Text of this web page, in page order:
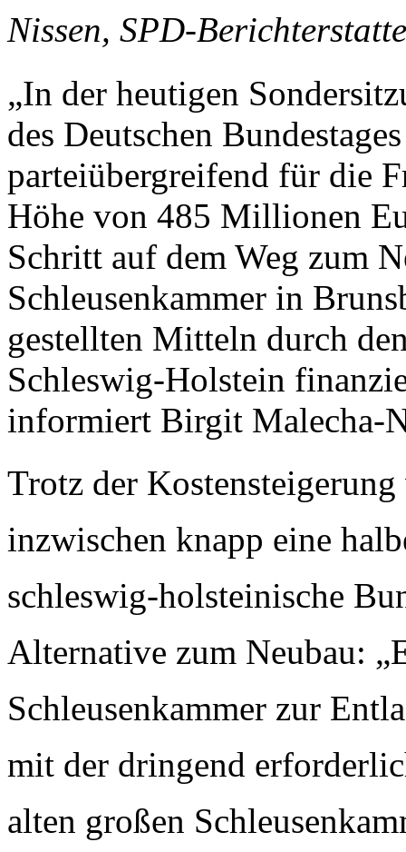
Nissen, SPD-
„In der heutigen
des Deutschen
parteiübergreifend für die
Höhe von 485 Millionen
Schritt auf dem Weg zum
Schleusenkammer in
gestellten Mitteln durch
Schleswig-Holstein
informiert Birgit Malecha-
Trotz der
inzwischen knapp eine
schleswig-holsteinische
Alternative zum Neubau:
Schleusenkammer zur
mit der dringend
alten großen